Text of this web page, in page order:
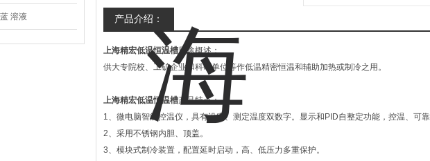
溶液 产品介绍：
上海精宏低温恒温槽用途概述：
供大专院校、工矿企业和科研单位等作低温精密恒温和辅助加热或制冷之用。
上海精宏低温恒温槽产品特点：
1、微电脑智能控温仪，具有设定、测定温度双数字。显示和PID自整定功能，控温、可靠
2、采用不锈钢内胆、顶盖。
3、模块式制冷装置，配置延时启动，高、低压力多重保护。